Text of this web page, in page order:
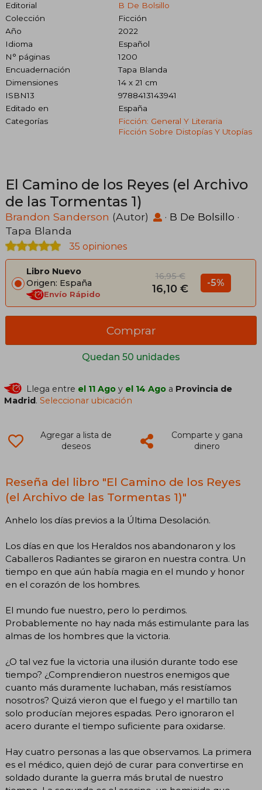
Editorial
B De Bolsillo
Colección
Ficción
Año
2022
Idioma
Español
N° páginas
1200
Encuadernación
Tapa Blanda
Dimensiones
14 x 21 cm
ISBN13
9788413143941
Editado en
España
Categorías
Ficción: General Y Literaria
Ficción Sobre Distopías Y Utopías
El Camino de los Reyes (el Archivo
de las Tormentas 1)
Brandon Sanderson (Autor) · B De Bolsillo ·
Tapa Blanda
35 opiniones
Libro Nuevo
Origen: España
Envío Rápido
16,95 €
16,10 € -5%
Quedan 50 unidades
Comprar
Llega entre el 11 Ago y el 14 Ago a Provincia de
Madrid.Seleccionar ubicación
Agregar a lista de
deseos
Comparte y gana
dinero
Reseña del libro "El Camino de los Reyes
(el Archivo de las Tormentas 1)"
Anhelo los días previos a la Última Desolación.
Los días en que los Heraldos nos abandonaron y los
Caballeros Radiantes se giraron en nuestra contra. Un
tiempo en que aún había magia en el mundo y honor
en el corazón de los hombres.
El mundo fue nuestro, pero lo perdimos.
Probablemente no hay nada más estimulante para las
almas de los hombres que la victoria.
¿O tal vez fue la victoria una ilusión durante todo ese
tiempo? ¿Comprendieron nuestros enemigos que
cuanto más duramente luchaban, más resistíamos
nosotros? Quizá vieron que el fuego y el martillo tan
solo producían mejores espadas. Pero ignoraron el
acero durante el tiempo suficiente para oxidarse.
Hay cuatro personas a las que observamos. La primera
es el médico, quien dejó de curar para convertirse en
soldado durante la guerra más brutal de nuestro